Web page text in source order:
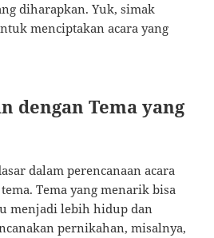
diharapkan. Yuk, simak
menciptakan acara yang
dengan Tema yang
dalam perencanaan acara
Tema yang menarik bisa
menjadi lebih hidup dan
pernikahan, misalnya,